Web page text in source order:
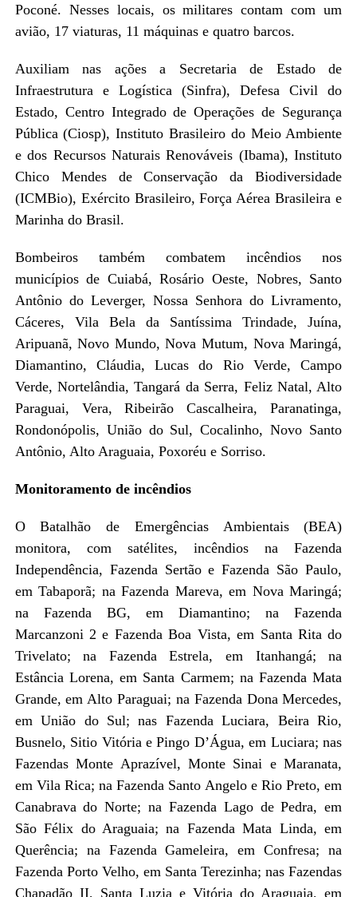
Poconé. Nesses locais, os militares contam com um
avião, 17 viaturas, 11 máquinas e quatro barcos.
Auxiliam nas ações a Secretaria de Estado de
Infraestrutura e Logística (Sinfra), Defesa Civil do
Estado, Centro Integrado de Operações de Segurança
Pública (Ciosp), Instituto Brasileiro do Meio Ambiente
e dos Recursos Naturais Renováveis (Ibama), Instituto
Chico Mendes de Conservação da Biodiversidade
(ICMBio), Exército Brasileiro, Força Aérea Brasileira e
Marinha do Brasil.
Bombeiros também combatem incêndios nos
municípios de Cuiabá, Rosário Oeste, Nobres, Santo
Antônio do Leverger, Nossa Senhora do Livramento,
Cáceres, Vila Bela da Santíssima Trindade, Juína,
Aripuanã, Novo Mundo, Nova Mutum, Nova Maringá,
Diamantino, Cláudia, Lucas do Rio Verde, Campo
Verde, Nortelândia, Tangará da Serra, Feliz Natal, Alto
Paraguai, Vera, Ribeirão Cascalheira, Paranatinga,
Rondonópolis, União do Sul, Cocalinho, Novo Santo
Antônio, Alto Araguaia, Poxoréu e Sorriso.
Monitoramento de incêndios
O Batalhão de Emergências Ambientais (BEA)
monitora, com satélites, incêndios na Fazenda
Independência, Fazenda Sertão e Fazenda São Paulo,
em Tabaporã; na Fazenda Mareva, em Nova Maringá;
na Fazenda BG, em Diamantino; na Fazenda
Marcanzoni 2 e Fazenda Boa Vista, em Santa Rita do
Trivelato; na Fazenda Estrela, em Itanhangá; na
Estância Lorena, em Santa Carmem; na Fazenda Mata
Grande, em Alto Paraguai; na Fazenda Dona Mercedes,
em União do Sul; nas Fazenda Luciara, Beira Rio,
Busnelo, Sitio Vitória e Pingo D’Água, em Luciara; nas
Fazendas Monte Aprazível, Monte Sinai e Maranata,
em Vila Rica; na Fazenda Santo Angelo e Rio Preto, em
Canabrava do Norte; na Fazenda Lago de Pedra, em
São Félix do Araguaia; na Fazenda Mata Linda, em
Querência; na Fazenda Gameleira, em Confresa; na
Fazenda Porto Velho, em Santa Terezinha; nas Fazendas
Chapadão II, Santa Luzia e Vitória do Araguaia, em